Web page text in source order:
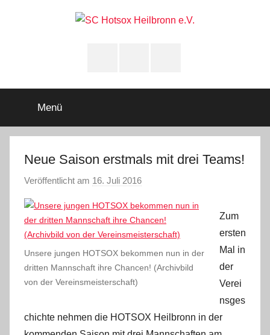
Heilbronn
e.V.
Menü
Neue Saison erstmals mit drei Teams!
Veröffentlicht am 16. Juli 2016
n
m
Unsere jungen HOTSOX bekommen nun in der
dritten Mannschaft ihre Chancen! (Archivbild
von der Vereinsmeisterschaft)
Zum
ersten
Mal in
der
Verei
nsges
chichte nehmen die HOTSOX Heilbronn in der